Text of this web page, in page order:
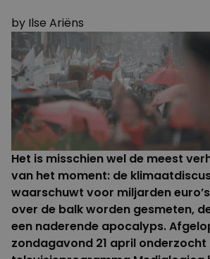
by Ilse Ariëns
Het is misschien wel de meest
van het moment: de
waarschuwt voor miljarden
over de balk worden gesmeten,
een naderende apocalyps.
zondagavond 21 april onderzocht